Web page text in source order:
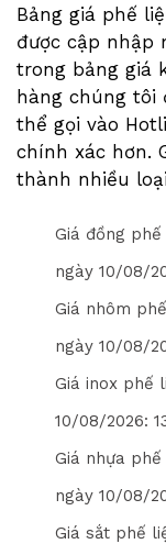
Bảng giá phế
được cập nhập
trong bảng giá
hàng chúng tôi
thể gọi vào
chính xác hơn.
thành nhiều
Giá đồng
ngày 10/08/
Giá nhôm
ngày 10/08/
Giá inox phế
10/08/2026: 1
Giá nhựa
ngày 10/08/
Giá sắt phế